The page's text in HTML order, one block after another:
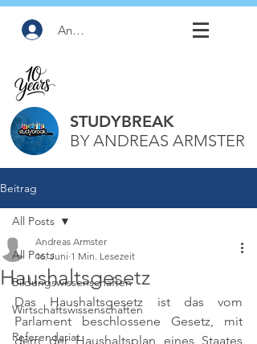
Anmelden
STUDYBREAK
BY ANDREAS ARMSTER
Beitrag
All Posts
Bildungswissenschaften
Wirtschaftswissenschaften
Referendariat
All Posts
Haushaltsgesetz
Andreas Armster
16. Juni 1 Min. Lesezeit
Das Haushaltsgesetz ist das vom
Parlament beschlossene Gesetz, mit
dem der Haushaltsplan eines Staates